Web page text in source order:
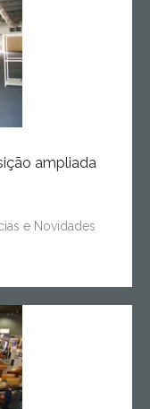
ampliada
e Novidades